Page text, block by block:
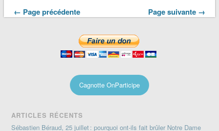
← Page précédente Page suivante →
Cagnotte OnParticipe
ARTICLES RÉCENTS
Sébastien Béraud, 25 juillet : pourquoi ont-ils fait brûler Notre Dame